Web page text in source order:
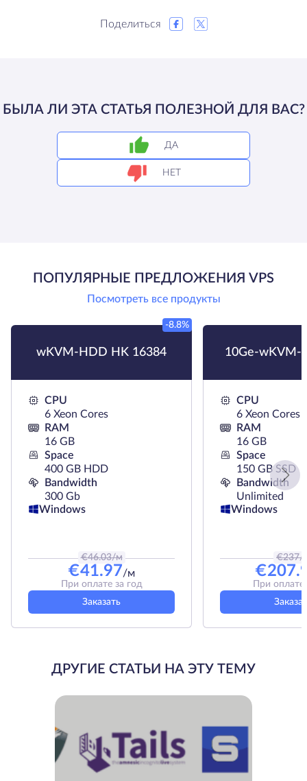
Поделиться
БЫЛА ЛИ ЭТА СТАТЬЯ ПОЛЕЗНОЙ ДЛЯ ВАС?
ДА
НЕТ
ПОПУЛЯРНЫЕ ПРЕДЛОЖЕНИЯ VPS
Посмотреть все продукты
wKVM-HDD HK 16384
-8.8%
CPU
6 Xeon Cores
RAM
16 GB
Space
400 GB HDD
Bandwidth
300 Gb
Windows
€46.03/м
€41.97/м
При оплате за год
Заказать
10Ge-wKVM-
CPU
6 Xeon Cores
RAM
16 GB
Space
150 GB SSD
Bandwidth
Unlimited
Windows
€237/
€
При оплате
ДРУГИЕ СТАТЬИ НА ЭТУ ТЕМУ